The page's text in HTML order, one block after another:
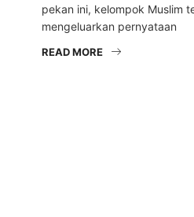
pekan ini, kelompok Muslim
mengeluarkan pernyataan
READ MORE